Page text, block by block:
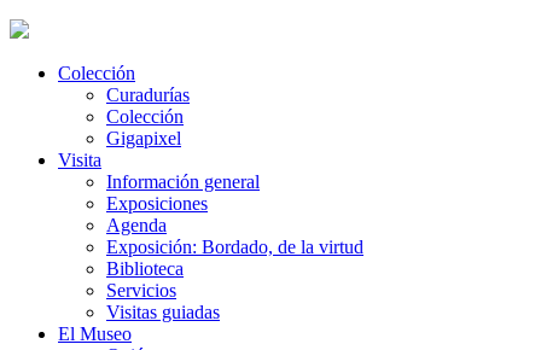
Colección
Curadurías
Colección
Gigapixel
Visita
Información general
Exposiciones
Agenda
Exposición: Bordado, de la virtud
Biblioteca
Servicios
Visitas guiadas
El Museo